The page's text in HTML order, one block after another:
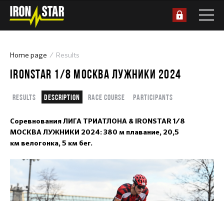
Home page Results
IRONSTAR 1/8 МОСКВА ЛУЖНИКИ 2024
Results Description Race course Participants
Соревнования ЛИГА ТРИАТЛОНА & IRONSTAR 1/8
МОСКВА ЛУЖНИКИ 2024: 380 м плавание, 20,5
км велогонка, 5 км бег.